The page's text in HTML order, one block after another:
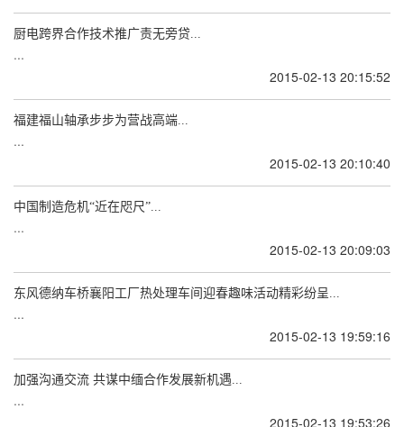
厨电跨界合作技术推广责无旁贷...
...
2015-02-13 20:15:52
福建福山轴承步步为营战高端...
...
2015-02-13 20:10:40
中国制造危机“近在咫尺”...
...
2015-02-13 20:09:03
东风德纳车桥襄阳工厂热处理车间迎春趣味活动精彩纷呈...
...
2015-02-13 19:59:16
加强沟通交流 共谋中缅合作发展新机遇...
...
2015-02-13 19:53:26